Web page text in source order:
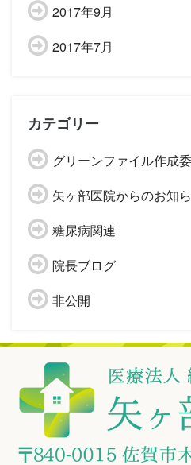
2017年9月
2017年7月
カテゴリー
グリーンファイル作成
矢ヶ部医院からのお知
糖尿病関連
院長ブログ
非公開